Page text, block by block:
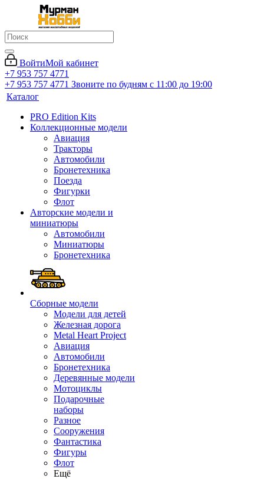
ВойтиМой кабинет
+7 953 757 4771
+7 953 757 4771 Звоните по будням с 11:00 до 19:00
Каталог
PRO Edition Kits
Коллекционные модели
Авиация
Тракторы
Автомобили
Бронетехника
Поезда
Фигурки
Флот
Авторские модели и
миниатюры
Автомобили
Миниатюры
Бронетехника
Сборные модели
Модели для детей
Железная дорога
Metal Heart Project
Авиация
Автомобили
Бронетехника
Деревянные модели
Мотоциклы
Подарочные
наборы
Разное
Сооружения
Фантастика
Фигуры
Флот
Ещё